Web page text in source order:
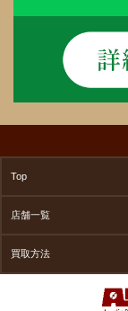
Top
店舗一覧
買取方法